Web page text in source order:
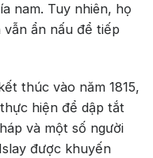
nam. Tuy nhiên, họ
ẩn nấu để tiếp
thúc vào năm 1815,
hiện để dập tắt
và một số người
được khuyến